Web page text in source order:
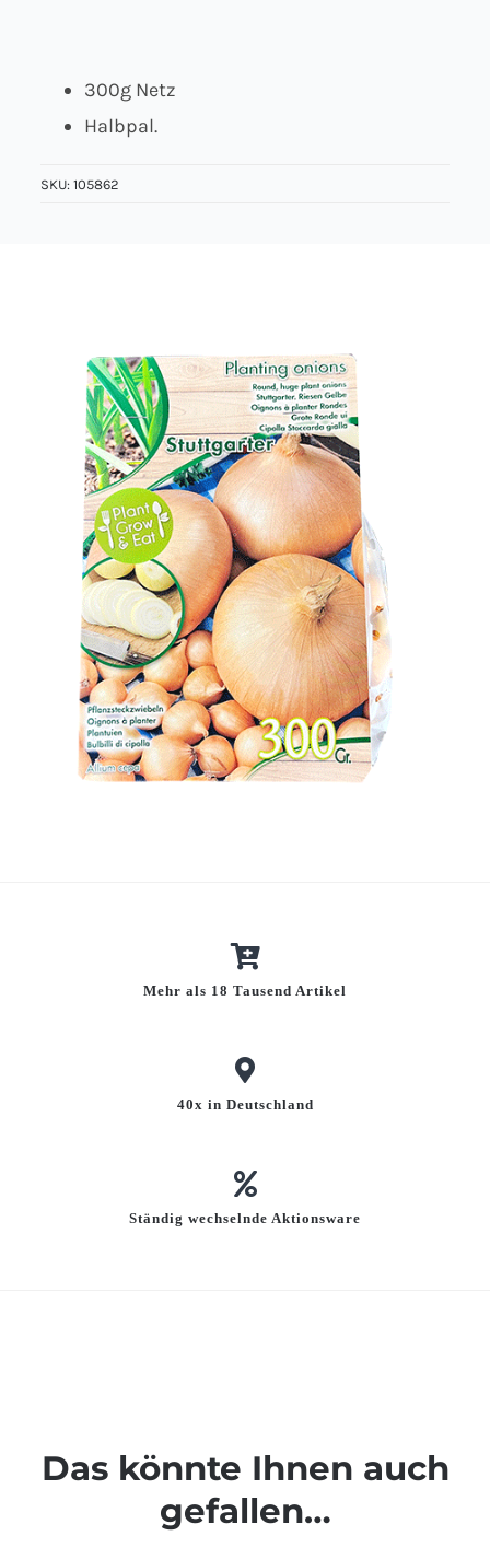
Jobs
300g Netz
Halbpal.
SKU:105862
Mehr als 18 Tausend Artikel
40x in Deutschland
Ständig wechselnde Aktionsware
Das könnte Ihnen auch
gefallen…